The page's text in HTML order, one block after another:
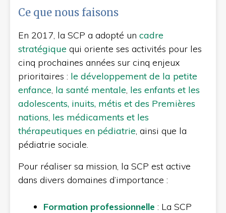
Ce que nous faisons
En 2017, la SCP a adopté un cadre
stratégique qui oriente ses activités pour les
cinq prochaines années sur cinq enjeux
prioritaires : le développement de la petite
enfance, la santé mentale, les enfants et les
adolescents, inuits, métis et des Premières
nations, les médicaments et les
thérapeutiques en pédiatrie, ainsi que la
pédiatrie sociale.
Pour réaliser sa mission, la SCP est active
dans divers domaines d’importance :
Formation professionnelle : La SCP